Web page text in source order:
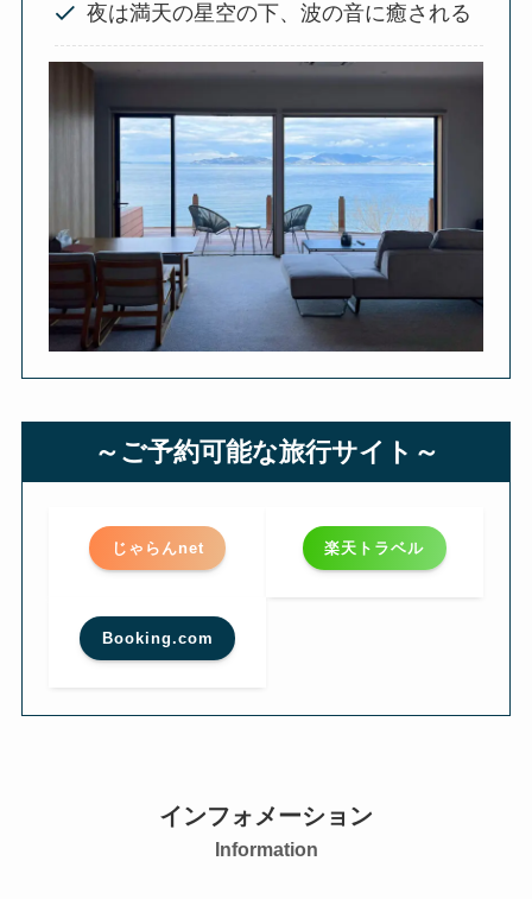
夜は満天の星空の下、波の音に癒される
～ご予約可能な旅行サイト～
じゃらんnet 楽天トラベル
Booking.com
インフォメーション
Information